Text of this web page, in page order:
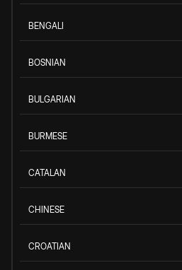
BENGALI
BOSNIAN
BULGARIAN
BURMESE
CATALAN
CHINESE
CROATIAN